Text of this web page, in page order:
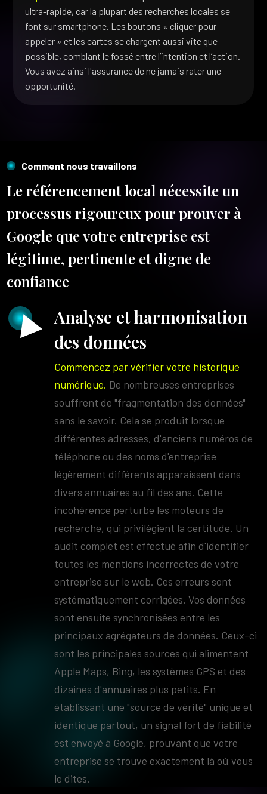
ultra-rapide, car la plupart des recherches locales se
font sur smartphone. Les boutons « cliquer pour
appeler » et les cartes se chargent aussi vite que
possible, comblant le fossé entre l’intention et l’action.
Vous avez ainsi l'assurance de ne jamais rater une
opportunité.
Comment nous travaillons
Le référencement local nécessite un
processus rigoureux pour prouver à
Google que votre entreprise est
légitime, pertinente et digne de
confiance
Analyse et harmonisation
des données
Commencez par vérifier votre historique
numérique. De nombreuses entreprises
souffrent de "fragmentation des données"
sans le savoir. Cela se produit lorsque
différentes adresses, d'anciens numéros de
téléphone ou des noms d'entreprise
légèrement différents apparaissent dans
divers annuaires au fil des ans. Cette
incohérence perturbe les moteurs de
recherche, qui privilégient la certitude. Un
audit complet est effectué afin d'identifier
toutes les mentions incorrectes de votre
entreprise sur le web. Ces erreurs sont
systématiquement corrigées. Vos données
sont ensuite synchronisées entre les
principaux agrégateurs de données. Ceux-ci
sont les principales sources qui alimentent
Apple Maps, Bing, les systèmes GPS et des
dizaines d'annuaires plus petits. En
établissant une "source de vérité" unique et
identique partout, un signal fort de fiabilité
est envoyé à Google, prouvant que votre
entreprise se trouve exactement là où vous
le dites.